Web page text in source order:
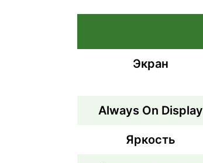
Экран
Always On Display
Яркость